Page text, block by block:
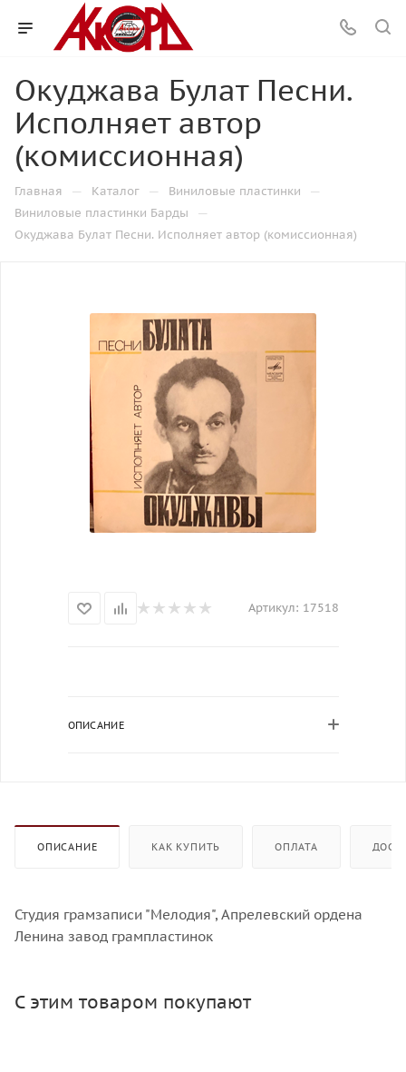
Окуджава Булат Песни.
Исполняет автор
(комиссионная)
Главная — Каталог — Виниловые пластинки —
Виниловые пластинки Барды —
Окуджава Булат Песни. Исполняет автор (комиссионная)
Артикул: 17518
ОПИСАНИЕ
ОПИСАНИЕ КАК КУПИТЬ ОПЛАТА
Студия грамзаписи "Мелодия", Апрелевский ордена
Ленина завод грампластинок
С этим товаром покупают